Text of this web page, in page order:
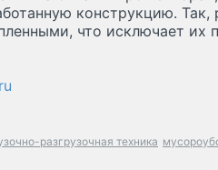
конструкцию. Так,
что исключает их
разгрузочная техника